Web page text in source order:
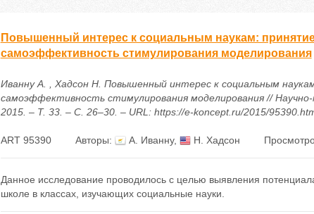
Повышенный интерес к социальным наукам:
самоэффективность стимулирования моделирования
Иванну А. , Хадсон Н. Повышенный интерес к социальным
самоэффективность стимулирования моделирования //
2015. – Т. 33. – С. 26–30. – URL: https://e-koncept.ru/2015/
ART 95390 Авторы: А. Иванну, Н. Хадсон
Данное исследование проводилось с целью выявления
школе в классах, изучающих социальные науки.